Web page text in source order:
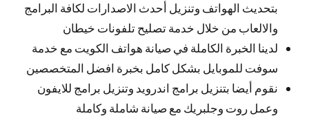
بتحديث الهواتف وتنزيل أحدث الاصدارات لكافة البرامج
والالعاب من خلال خدمة تصليح تلفونات خيطان
لدينا الخبرة الكاملة في صيانة هواتف الكويت مع خدمة
سوفت للموبايل بشكل كامل بخبرة افضل المتخصصين
نقوم أيضا بتنزيل برامج اندرويد وتنزيل برامج للايفون
وعمل روت وجلبريك مع صيانة شاملة وكاملة